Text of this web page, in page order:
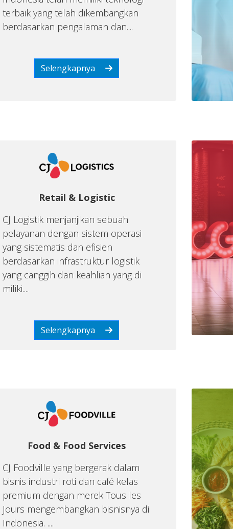
terbaik yang telah dikembangkan
berdasarkan pengalaman dan....
Selengkapnya
Retail & Logistic
CJ Logistik menjanjikan sebuah
pelayanan dengan sistem operasi
yang sistematis dan efisien
berdasarkan infrastruktur logistik
yang canggih dan keahlian yang di
miliki....
Selengkapnya
Food & Food Services
CJ Foodville yang bergerak dalam
bisnis industri roti dan café kelas
premium dengan merek Tous les
Jours mengembangkan bisnisnya di
Indonesia. ....